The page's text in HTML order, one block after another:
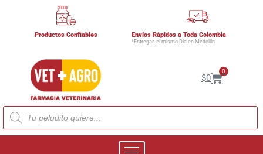
Productos Confiables Envíos Rápidos a Toda Colombia
*Entregas el mismo Día en Medellín
$0
0